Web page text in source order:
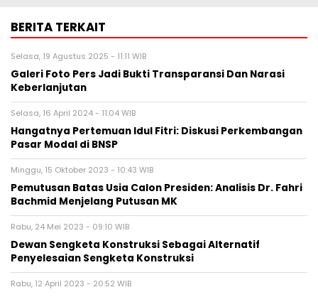
BERITA TERKAIT
Selasa, 19 Agustus 2025 - 11:11 WIB
Galeri Foto Pers Jadi Bukti Transparansi Dan Narasi
Keberlanjutan
Selasa, 16 April 2024 - 11:04 WIB
Hangatnya Pertemuan Idul Fitri: Diskusi Perkembangan
Pasar Modal di BNSP
Minggu, 15 Oktober 2023 - 10:43 WIB
Pemutusan Batas Usia Calon Presiden: Analisis Dr. Fahri
Bachmid Menjelang Putusan MK
Rabu, 24 Mei 2023 - 09:10 WIB
Dewan Sengketa Konstruksi Sebagai Alternatif
Penyelesaian Sengketa Konstruksi
Rabu, 12 April 2023 - 20:52 WIB